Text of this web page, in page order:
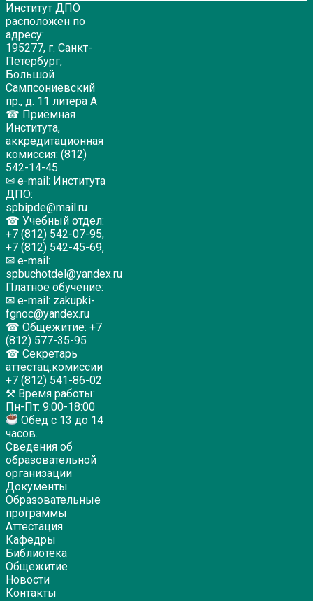
Институт ДПО
расположен по
адресу:
195277, г. Санкт-
Петербург,
Большой
Сампсониевский
пр., д. 11 литера А
☎ Приёмная
Института,
аккредитационная
комиссия: (812)
542-14-45
✉ e-mail: Института
ДПО:
spbipde@mail.ru
☎ Учебный отдел:
+7 (812) 542-07-95,
+7 (812) 542-45-69,
✉ e-mail:
spbuchotdel@yandex.ru
Платное обучение:
✉ e-mail: zakupki-
fgnoc@yandex.ru
☎ Общежитие: +7
(812) 577-35-95
☎ Секретарь
аттестац.комиссии
+7 (812) 541-86-02
⚒ Время работы:
Пн-Пт: 9:00-18:00
Обед с 13 до 14
часов.
Сведения об
образовательной
организации
Документы
Образовательные
программы
Аттестация
Кафедры
Библиотека
Общежитие
Новости
Контакты